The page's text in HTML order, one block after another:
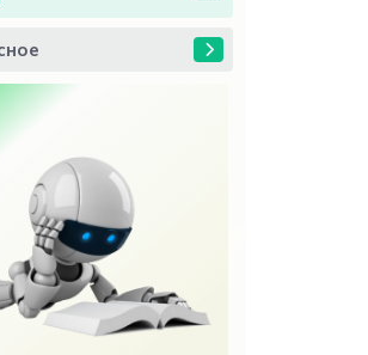
/ Новости Интернета / Животные и